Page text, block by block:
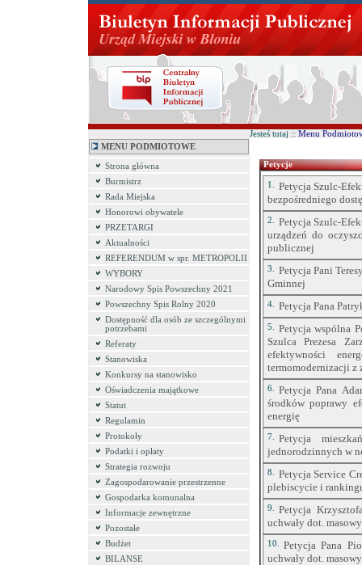
MENU PODMIOTOWE
Strona główna
Burmistrz
Rada Miejska
Honorowi obywatele
PRZETARGI
Aktualności
REFERENDUM w spr. METROPOLII
WYBORY
Narodowy Spis Powszechny 2021
Powszechny Spis Rolny 2020
Dostępność dla osób ze szczególnymi
potrzebami
Referaty
Stanowiska
Konkursy na stanowisko
Oświadczenia majątkowe
Statut
Regulamin
Protokoły
Podatki i opłaty
Strategia rozwoju
Zagospodarowanie przestrzenne
Gospodarka komunalna
Informacje zewnętrzne
Pozostałe
Budżet
BILANSE
Jesteś tutaj :: Menu
Petycje
1.
Petycja Szulc-
bezpośredniego
2.
Petycja Szulc-
urządzeń do
publicznej
3.
Petycja Pani
Gminnej
4. Petycja Pana
5.
Petycja wspólna
Szulca Prezesa
efektywności
termomodernizacji z
6.
Petycja Pana
środków poprawy
energię
7.
Petycja
jednorodzinnych w
8.
Petycja Service
plebiscycie i
9.
Petycja
uchwały dot.
10.
Petycja Pana
uchwały dot.